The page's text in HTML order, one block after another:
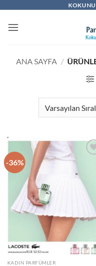
ANA SAYFA /
-36%
KADIN PARFÜMLER